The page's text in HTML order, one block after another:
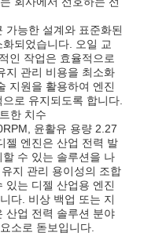
가능한 설계와 표준화된
되었습니다. 오일 교
인 작업은 효율적으로
지 관리 비용을 최소화
지원을 활용하여 엔진
로 유지되도록 합니다.
한 치수
윤활유 용량 2.27
젤 엔진은 산업 전력 발
수 있는 솔루션을 나
지 관리 용이성의 조합
있는 디젤 산업용 엔진
다. 비상 백업 또는 지
산업 전력 솔루션 분야
소로 돋보입니다.